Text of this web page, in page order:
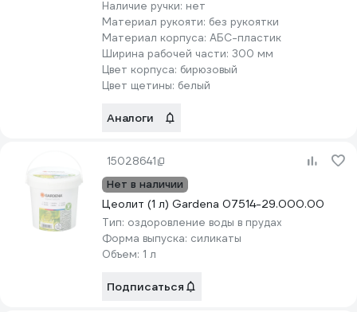
Наличие ручки: нет
Материал рукояти: без рукоятки
Материал корпуса: АБС-пластик
Ширина рабочей части: 300 мм
Цвет корпуса: бирюзовый
Цвет щетины: белый
Аналоги
15028641
Нет в наличии
Цеолит (1 л) Gardena 07514-29.000.00
Тип: оздоровление воды в прудах
Форма выпуска: силикаты
Объем: 1 л
Подписаться